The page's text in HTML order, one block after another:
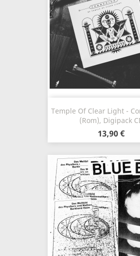
Temple Of Clear Light -
(Rom), Digipack
13,90 €